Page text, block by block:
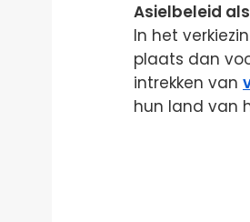
Asielbeleid
In het
plaats dan
intrekken van
hun land van